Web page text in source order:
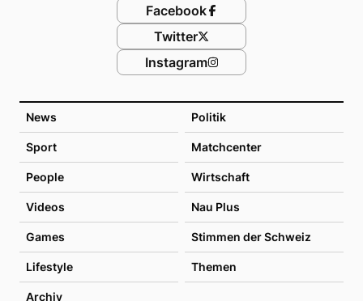
News Politik
Sport Matchcenter
People Wirtschaft
Videos Nau Plus
Games Stimmen der Schweiz
Lifestyle Themen
Archiv
Facebook
Twitter
Instagram